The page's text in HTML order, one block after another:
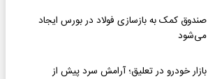
صندوق کمک به بازسازی فولاد در بورس ایجاد
می‌شود
بازار خودرو در تعلیق؛ آرامش سرد پیش از